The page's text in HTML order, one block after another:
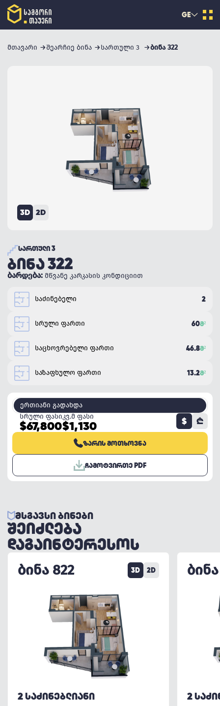
GE
მთავარი შეარჩიე ბინა სართული 3 ბინა 322
3D 2D
ᲡᲐᲠᲗᲣᲚᲘ 3
ᲑᲘᲜᲐ 322
ბარდება: მწვანე კარკასის კონდიციით
საძინებელი 2
სრული ფართი 60Მ²
საცხოვრებელი ფართი 46.8Მ²
საზაფხულო ფართი 13.2Მ²
ერთიანი გადახდა
სრული ფასი
$67,800
კვ.მ ფასი
$1,130 $ ₾
ᲖᲐᲠᲘᲡ ᲛᲝᲗᲮᲝᲕᲜᲐ
ᲩᲐᲛᲝᲢᲕᲘᲠᲗᲔ PDF
ᲛᲡᲒᲐᲕᲡᲘ ᲑᲘᲜᲔᲑᲘ
ᲨᲔᲘᲫᲚᲔᲑᲐ
ᲓᲐᲒᲐᲘᲜᲢᲔᲠᲔᲡᲝᲡ
ᲑᲘᲜᲐ 822 3D 2D
2 ᲡᲐᲫᲘᲜᲔᲑᲚᲘᲐᲜᲘ 2